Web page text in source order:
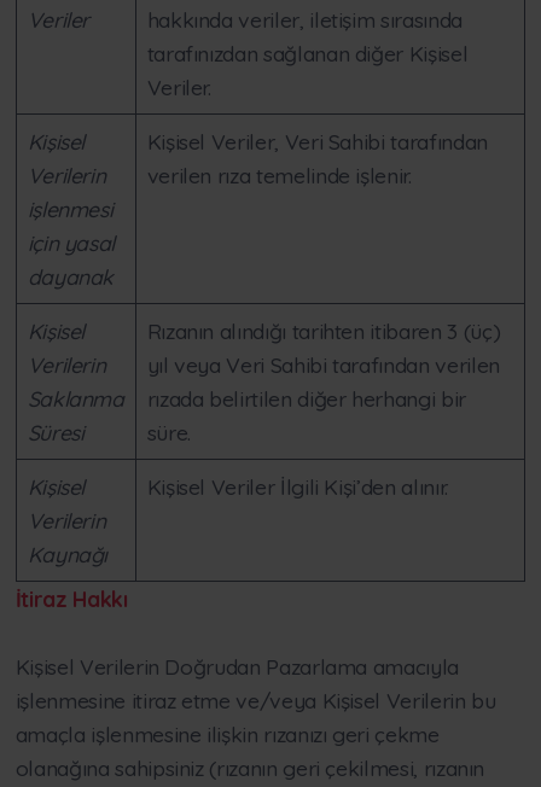
Veriler
hakkında veriler, iletişim sırasında
tarafınızdan sağlanan diğer Kişisel
Veriler.
Kişisel
Verilerin
işlenmesi
için yasal
dayanak
Kişisel Veriler, Veri Sahibi tarafından
verilen rıza temelinde işlenir.
Kişisel
Verilerin
Saklanma
Süresi
Rızanın alındığı tarihten itibaren 3 (üç)
yıl veya Veri Sahibi tarafından verilen
rızada belirtilen diğer herhangi bir
süre.
Kişisel
Verilerin
Kaynağı
Kişisel Veriler İlgili Kişi’den alınır.
İtiraz Hakkı
Kişisel Verilerin Doğrudan Pazarlama amacıyla
işlenmesine itiraz etme ve/veya Kişisel Verilerin bu
amaçla işlenmesine ilişkin rızanızı geri çekme
olanağına sahipsiniz (rızanın geri çekilmesi, rızanın